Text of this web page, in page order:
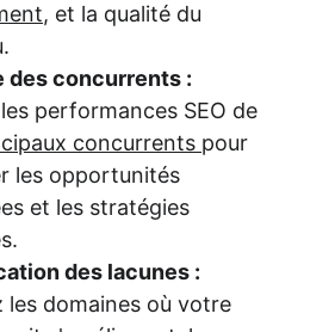
, et la qualité du
des concurrents :
performances SEO de
concurrents pour
les opportunités
et les stratégies
des lacunes :
les domaines où votre